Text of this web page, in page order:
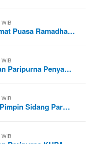
WIB
Puasa Ramadha…
WIB
Paripurna Penya…
WIB
Sidang Par…
WIB